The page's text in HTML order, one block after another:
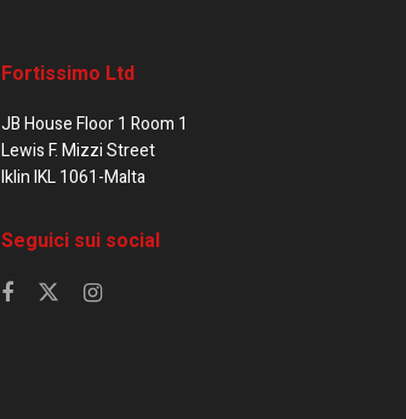
Fortissimo Ltd
JB House Floor 1 Room 1
Lewis F. Mizzi Street
Iklin IKL 1061-Malta
Seguici sui social